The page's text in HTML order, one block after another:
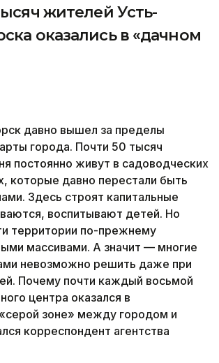
жителей Усть-
оказались в «дачном
давно вышел за пределы
города. Почти 50 тысяч
постоянно живут в садоводческих
которые давно перестали быть
Здесь строят капитальные
воспитывают детей. Но
территории по-прежнему
массивами. А значит — многие
невозможно решить даже при
Почему почти каждый восьмой
центра оказался в
зоне» между городом и
корреспондент агентства